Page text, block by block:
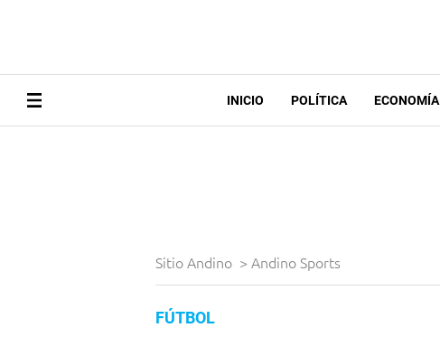
INICIO POLÍTICA ECONOMÍA
Sitio Andino > Andino Sports
FÚTBOL